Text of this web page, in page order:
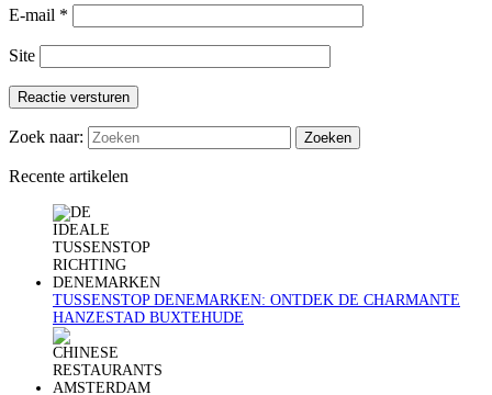
E-mail *
Site
Reactie versturen
Zoek naar:
Recente artikelen
TUSSENSTOP DENEMARKEN: ONTDEK DE CHARMANTE
HANZESTAD BUXTEHUDE